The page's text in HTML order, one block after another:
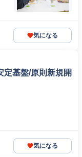
気になる
定基盤/原則新規開
気になる